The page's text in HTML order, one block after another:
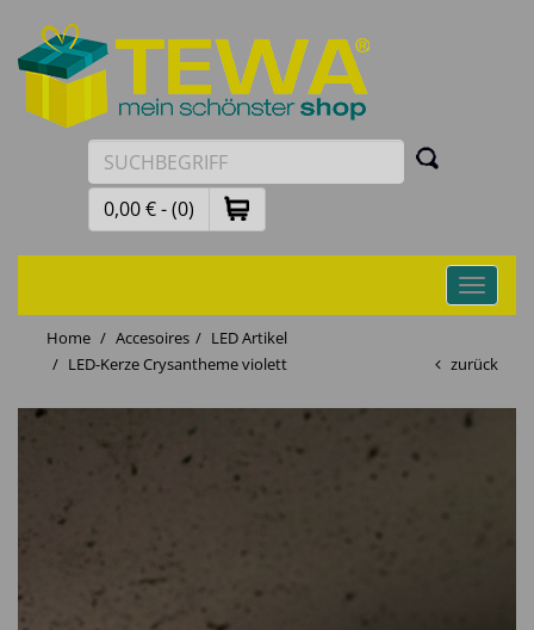
0,00 € - (0)
Toggle
Home
Accesoires
LED Artikel
LED-Kerze Crysantheme violett
zurück